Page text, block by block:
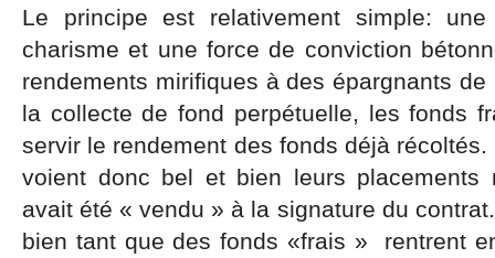
Le principe est relativement simple:
charisme et une force de conviction
rendements mirifiques à des épargnants
la collecte de fond perpétuelle, les fonds
servir le rendement des fonds déjà
voient donc bel et bien leurs placements
avait été « vendu » à la signature du
bien tant que des fonds «frais » rentrent